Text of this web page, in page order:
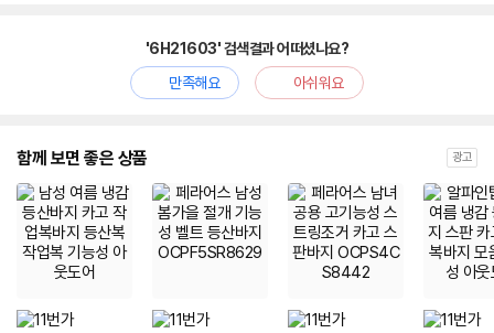
'6H21603' 검색결과 어떠셨나요?
만족해요
아쉬워요
함께 보면 좋은 상품 광고